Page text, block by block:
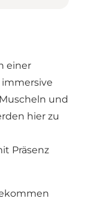
einer
immersive
und
hier zu
Präsenz